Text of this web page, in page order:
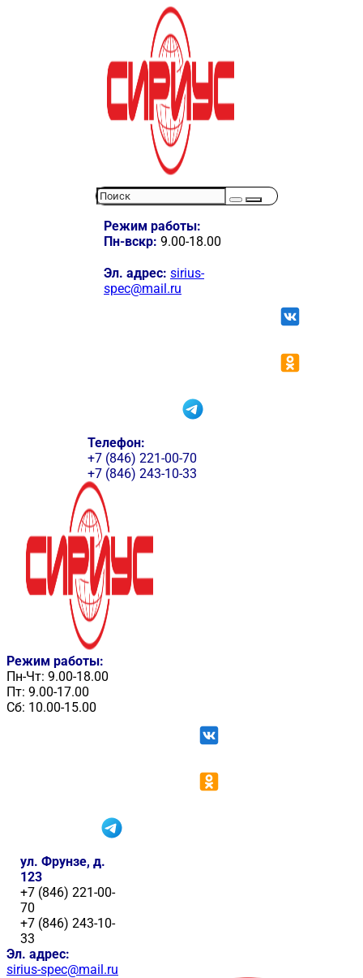
Режим работы:
Пн-вскр: 9.00-18.00
Эл. адрес: sirius-
spec@mail.ru
Телефон:
+7 (846) 221-00-70
+7 (846) 243-10-33
Режим работы:
Пн-Чт: 9.00-18.00
Пт: 9.00-17.00
Сб: 10.00-15.00
ул. Фрунзе, д.
123
+7 (846) 221-00-
70
+7 (846) 243-10-
33
Эл. адрес:
sirius-spec@mail.ru